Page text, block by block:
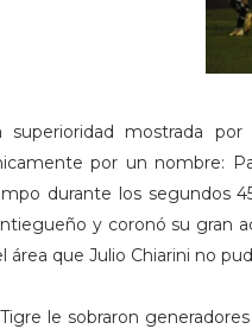
superioridad mostrada
por un nombre:
durante los segundos
y coronó su gran
área que Julio Chiarini no
le sobraron